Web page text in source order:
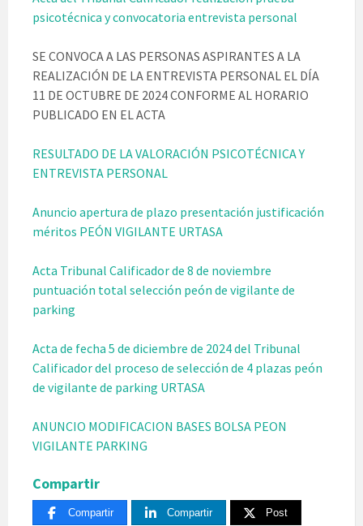
psicotécnica y convocatoria entrevista personal
SE CONVOCA A LAS PERSONAS ASPIRANTES A LA
REALIZACIÓN DE LA ENTREVISTA PERSONAL EL DÍA
11 DE OCTUBRE DE 2024 CONFORME AL HORARIO
PUBLICADO EN EL ACTA
RESULTADO DE LA VALORACIÓN PSICOTÉCNICA Y
ENTREVISTA PERSONAL
Anuncio apertura de plazo presentación justificación
méritos PEÓN VIGILANTE URTASA
Acta Tribunal Calificador de 8 de noviembre
puntuación total selección peón de vigilante de
parking
Acta de fecha 5 de diciembre de 2024 del Tribunal
Calificador del proceso de selección de 4 plazas peón
de vigilante de parking URTASA
ANUNCIO MODIFICACION BASES BOLSA PEON
VIGILANTE PARKING
Compartir
Compartir Compartir Post